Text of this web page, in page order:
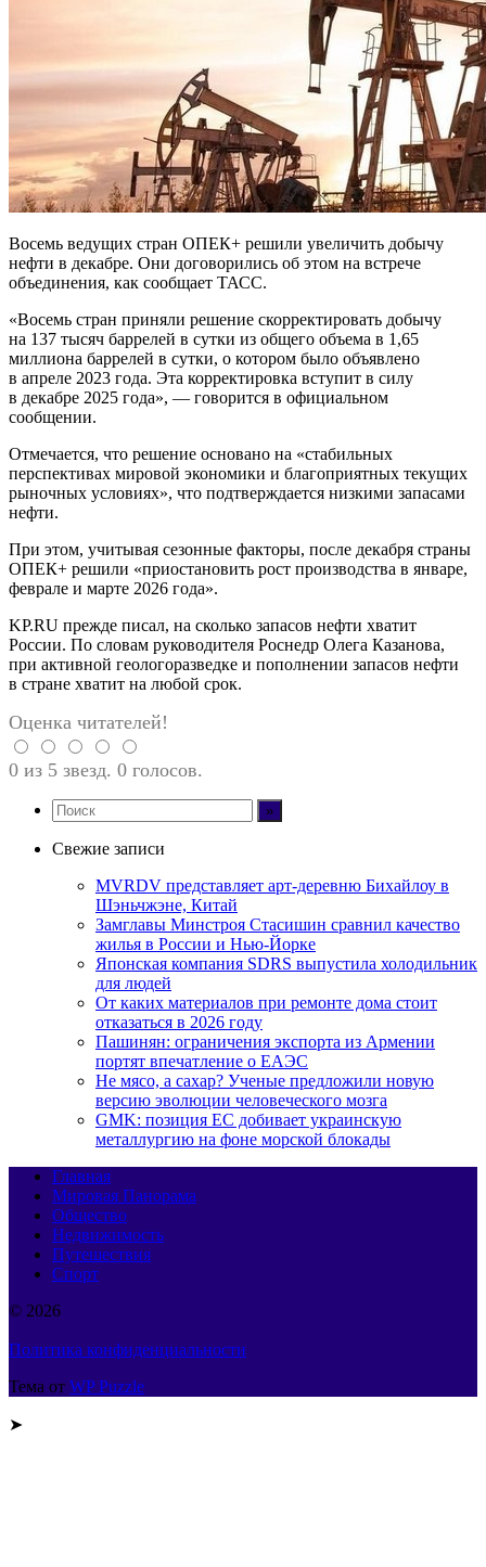
Восемь ведущих стран ОПЕК+ решили увеличить добычу
нефти в декабре. Они договорились об этом на встрече
объединения, как сообщает ТАСС.
«Восемь стран приняли решение скорректировать добычу
на 137 тысяч баррелей в сутки из общего объема в 1,65
миллиона баррелей в сутки, о котором было объявлено
в апреле 2023 года. Эта корректировка вступит в силу
в декабре 2025 года», — говорится в официальном
сообщении.
Отмечается, что решение основано на «стабильных
перспективах мировой экономики и благоприятных текущих
рыночных условиях», что подтверждается низкими запасами
нефти.
При этом, учитывая сезонные факторы, после декабря страны
ОПЕК+ решили «приостановить рост производства в январе,
феврале и марте 2026 года».
KP.RU прежде писал, на сколько запасов нефти хватит
России. По словам руководителя Роснедр Олега Казанова,
при активной геологоразведке и пополнении запасов нефти
в стране хватит на любой срок.
Оценка читателей!
0 из 5 звезд. 0 голосов.
Свежие записи
MVRDV представляет арт-деревню Бихайлоу в
Шэньчжэне, Китай
Замглавы Минстроя Стасишин сравнил качество
жилья в России и Нью-Йорке
Японская компания SDRS выпустила холодильник
для людей
От каких материалов при ремонте дома стоит
отказаться в 2026 году
Пашинян: ограничения экспорта из Армении
портят впечатление о ЕАЭС
Не мясо, а сахар? Ученые предложили новую
версию эволюции человеческого мозга
GMK: позиция ЕС добивает украинскую
металлургию на фоне морской блокады
Главная
Мировая Панорама
Общество
Недвижимость
Путешествия
Спорт
© 2026
Политика конфиденциальности
Тема от WP Puzzle
➤